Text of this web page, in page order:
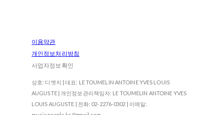
이용약관
개인정보처리방침
사업자정보확인
상호: 디엣지 | 대표: LE TOUMELIN ANTOINE YVES LOUIS
AUGUSTE | 개인정보관리책임자: LE TOUMELIN ANTOINE YVES
LOUIS AUGUSTE | 전화: 02-2276-0302 | 이메일: